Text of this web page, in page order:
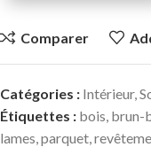
Comparer
Catégories : Intérieur,
Étiquettes : bois, brun-
lames,parquet,